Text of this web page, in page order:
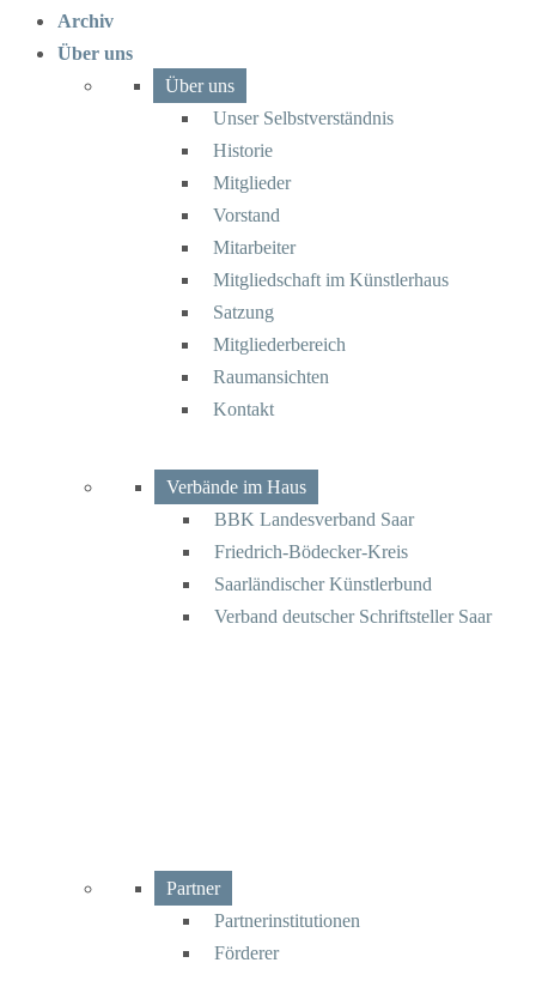
Archiv
Über uns
Über uns
Unser Selbstverständnis
Historie
Mitglieder
Vorstand
Mitarbeiter
Mitgliedschaft im Künstlerhaus
Satzung
Mitgliederbereich
Raumansichten
Kontakt
Verbände im Haus
BBK Landesverband Saar
Friedrich-Bödecker-Kreis
Saarländischer Künstlerbund
Verband deutscher Schriftsteller Saar
Partner
Partnerinstitutionen
Förderer